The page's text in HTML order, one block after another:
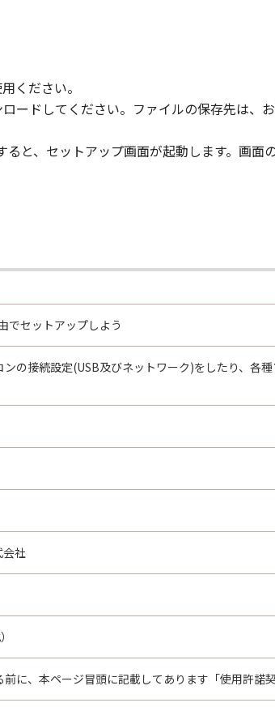
ください。
ードしてください。ファイルの保存先は、
と、セットアップ画面が起動します。画
でセットアップしよう
の接続設定(USB及びネットワーク)をしたり、各
会社
に、本ページ冒頭に記載してあります「使用許諾